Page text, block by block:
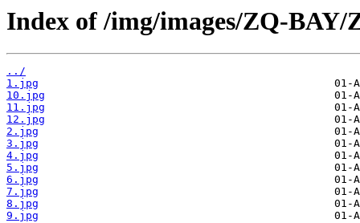
Index of /img/images/ZQ-BAY/
../
1.jpg
10.jpg
11.jpg
12.jpg
2.jpg
3.jpg
4.jpg
5.jpg
6.jpg
7.jpg
8.jpg
9.jpg